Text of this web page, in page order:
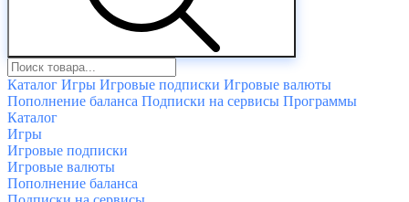
Каталог Игры Игровые подписки Игровые валюты
Пополнение баланса Подписки на сервисы Программы
Каталог
Игры
Игровые подписки
Игровые валюты
Пополнение баланса